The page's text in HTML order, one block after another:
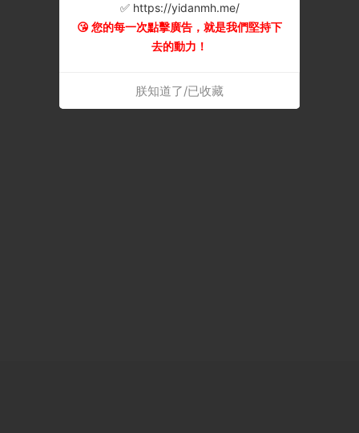
✅ https://yidanmh.me/
😘 您的每一次點擊廣告，就是我們堅持下
去的動力！
朕知道了/已收藏